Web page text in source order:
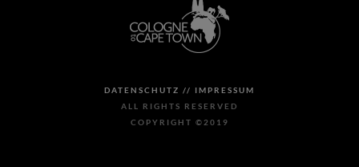
DATENSCHUTZ // IMPRESSUM
ALL RIGHTS RESERVED
COPYRIGHT ©2019